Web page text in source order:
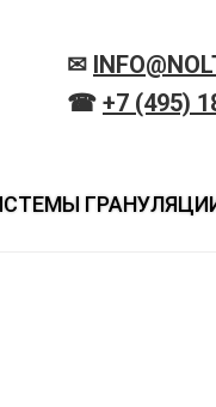
✉
☎ +7 (495)